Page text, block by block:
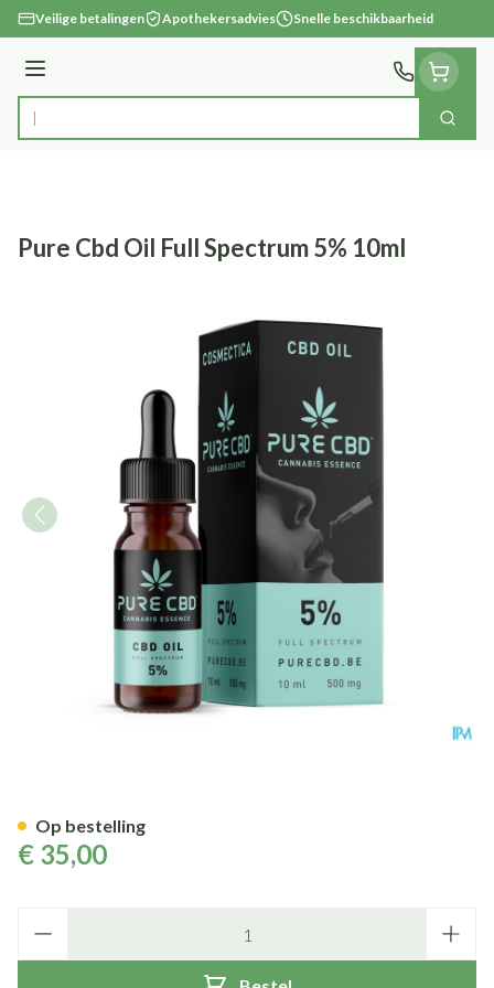
Ga naar de inhoud
Veilige betalingen Apothekersadvies Snelle beschikbaarheid
Menu
Product, merk, categorie... Zoek
Pure Cbd Oil Full Spectrum 5% 10ml
€ 35,00
Op bestelling